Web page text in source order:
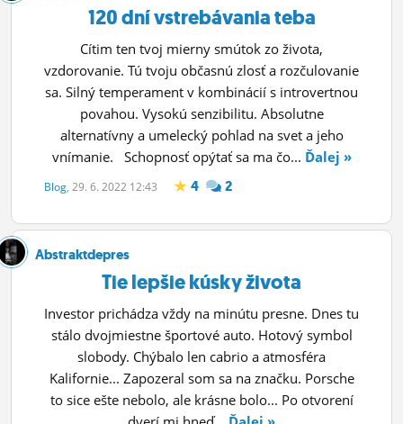
120 dní vstrebávania teba
Cítim ten tvoj mierny smútok zo života,
vzdorovanie. Tú tvoju občasnú zlosť a rozčulovanie
sa. Silný temperament v kombinácií s introvertnou
povahou. Vysokú senzibilitu. Absolutne
alternatívny a umelecký pohlad na svet a jeho
vnímanie. Schopnosť opýtať sa ma čo... Ďalej »
Blog, 29. 6. 2022 12:43 4 2
Abstraktdepres
Tie lepšie kúsky života
Investor prichádza vždy na minútu presne. Dnes tu
stálo dvojmiestne športové auto. Hotový symbol
slobody. Chýbalo len cabrio a atmosféra
Kalifornie... Zapozeral som sa na značku. Porsche
to sice ešte nebolo, ale krásne bolo... Po otvorení